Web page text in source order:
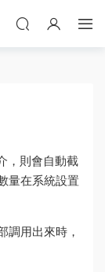
，則會自動截
量在系統設置
用出來時，